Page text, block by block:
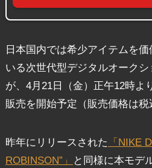
日本国内では希少アイテムを
いる次世代型デジタルオークシ
が、4月21日（金）正午12時よ
販売を開始予定（販売価格は税
昨年にリリースされた
「NIKE
ROBINSON”」
と同様に本モデ